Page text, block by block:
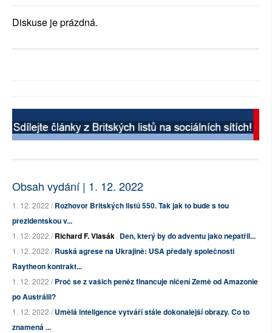
Diskuse je prázdná.
Obsah vydání | 1. 12. 2022
1. 12. 2022 /Rozhovor Britských listů 550. Tak jak to bude s tou
prezidentskou v...
1. 12. 2022 /Richard F. Vlasák Den, který by do adventu jako nepatřil...
1. 12. 2022 /Ruská agrese na Ukrajině: USA předaly společnosti
Raytheon kontrakt...
1. 12. 2022 /Proč se z vašich peněz financuje ničení Země od Amazonie
po Austrálii?
1. 12. 2022 /Umělá inteligence vytváří stále dokonalejší obrazy. Co to
znamená ...